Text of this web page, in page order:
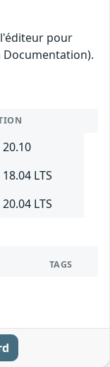
pour
LTS
LTS
TAGS